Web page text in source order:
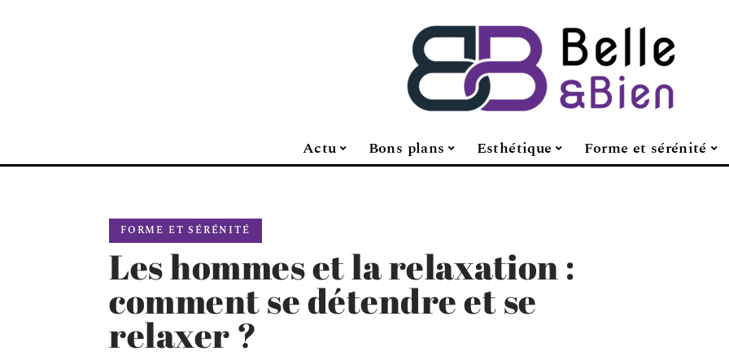
Actu Bons plans Esthétique Forme et sérénité
FORME ET SÉRÉNITÉ
Les hommes et la relaxation :
comment se détendre et se
relaxer ?